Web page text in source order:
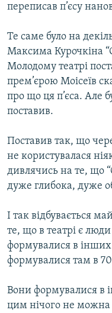
переписав п’єсу
Те саме було на
Максима Курочкіна
Молодому театрі
прем’єрою Моісеїв
про що ця п’єса. Але
поставив.
Поставив так, що
не користувалася
дивлячись на те, що
дуже глибока, дуже
І так відбувається
те, що в театрі є
формувалися в інших
формувалися там в
Вони формувалися в
цим нічого не можна